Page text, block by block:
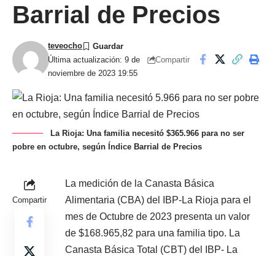
Barrial de Precios
Última actualización: 9 de
noviembre de 2023 19:55
teveocho
Compartir
La Rioja: Una familia necesitó $365.966 para no ser
pobre en octubre, según Índice Barrial de Precios
Compartir
La medición de la Canasta Básica
Alimentaria (CBA) del IBP-La Rioja para el
mes de Octubre de 2023 presenta un valor
de $168.965,82 para una familia tipo. La
Canasta Básica Total (CBT) del IBP- La